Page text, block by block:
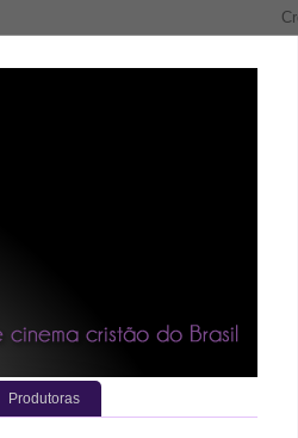
Produtoras